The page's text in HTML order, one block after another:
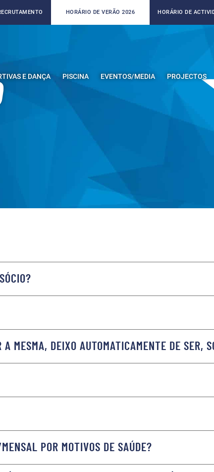
HORÁRIO DE VERÃO 2026 HORÁRIO DE
E DANÇA PISCINA EVENTOS/MEDIA PROJECTOS
MESMA, DEIXO AUTOMATICAMENTE DE SER,
POR MOTIVOS DE SAÚDE?